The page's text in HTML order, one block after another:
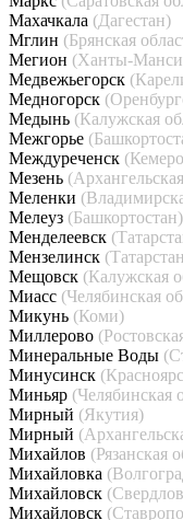
Махачкала (Дагестан)
Мглин (Брянская
Мегион (Ханты-
Медвежьегорск
Медногорск
Медынь (Калужская
Межгорье
Междуреченск
Мезень
Меленки
Мелеуз (Башкортостан)
Менделеевск
Мензелинск
Мещовск (Калужская
Миасс (Челябинская
Микунь (Коми)
Миллерово
Минеральные Воды
Минусинск
Миньяр (Челябинская
Мирный (Якутия)
Мирный
Михайлов (Рязанская
Михайловка
Михайловск
Михайловск